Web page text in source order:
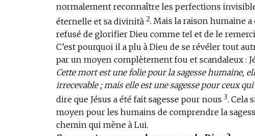
normalement reconnaître les perfections
éternelle et sa divinità 2. Mais la raison humaine
refusé de glorifier Dieu comme tel et de le
C’est pourquoi il a plu à Dieu de se révéler tout
par un moyen complètement fou et scandaleux :
Cette mort est une folie pour la sagesse humaine,
irrecevable ; mais elle est une sagesse pour ceux
dire que Jésus a été fait sagesse pour nous 3. Cela
moyen pour les humains de comprendre la
chemin qui mène à Lui.